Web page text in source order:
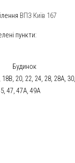
ВПЗ Київ 167
пункти:
Будинок
20, 22, 24, 28, 28А,
47, 47А, 49А